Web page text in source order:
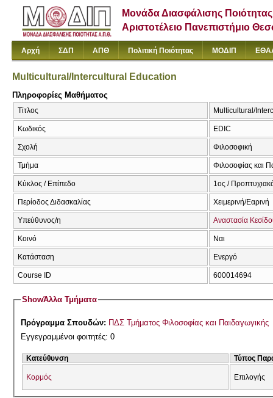
Μονάδα Διασφάλισης Ποιότητας
Αριστοτέλειο Πανεπιστήμιο
Αρχή ΣΔΠ ΑΠΘ Πολιτική Ποιότητας ΜΟΔΙΠ
Multicultural/Intercultural Education
Πληροφορίες Μαθήματος
Τίτλος Multicultural/
Κωδικός EDIC
Σχολή Φιλοσοφική
Τμήμα Φιλοσοφίας και
Κύκλος / Επίπεδο 1ος /
Περίοδος Διδασκαλίας Χειμερινή/Εαρινή
Υπεύθυνος/η Αναστασία
Κοινό Ναι
Κατάσταση Ενεργό
Course ID 600014694
ShowΆλλα Τμήματα
Πρόγραμμα Σπουδών: ΠΔΣ Τμήματος Φιλοσοφίας και Παιδαγωγικής
Εγγεγραμμένοι φοιτητές: 0
Κατεύθυνση Τύπος
Κορμός Επιλογής